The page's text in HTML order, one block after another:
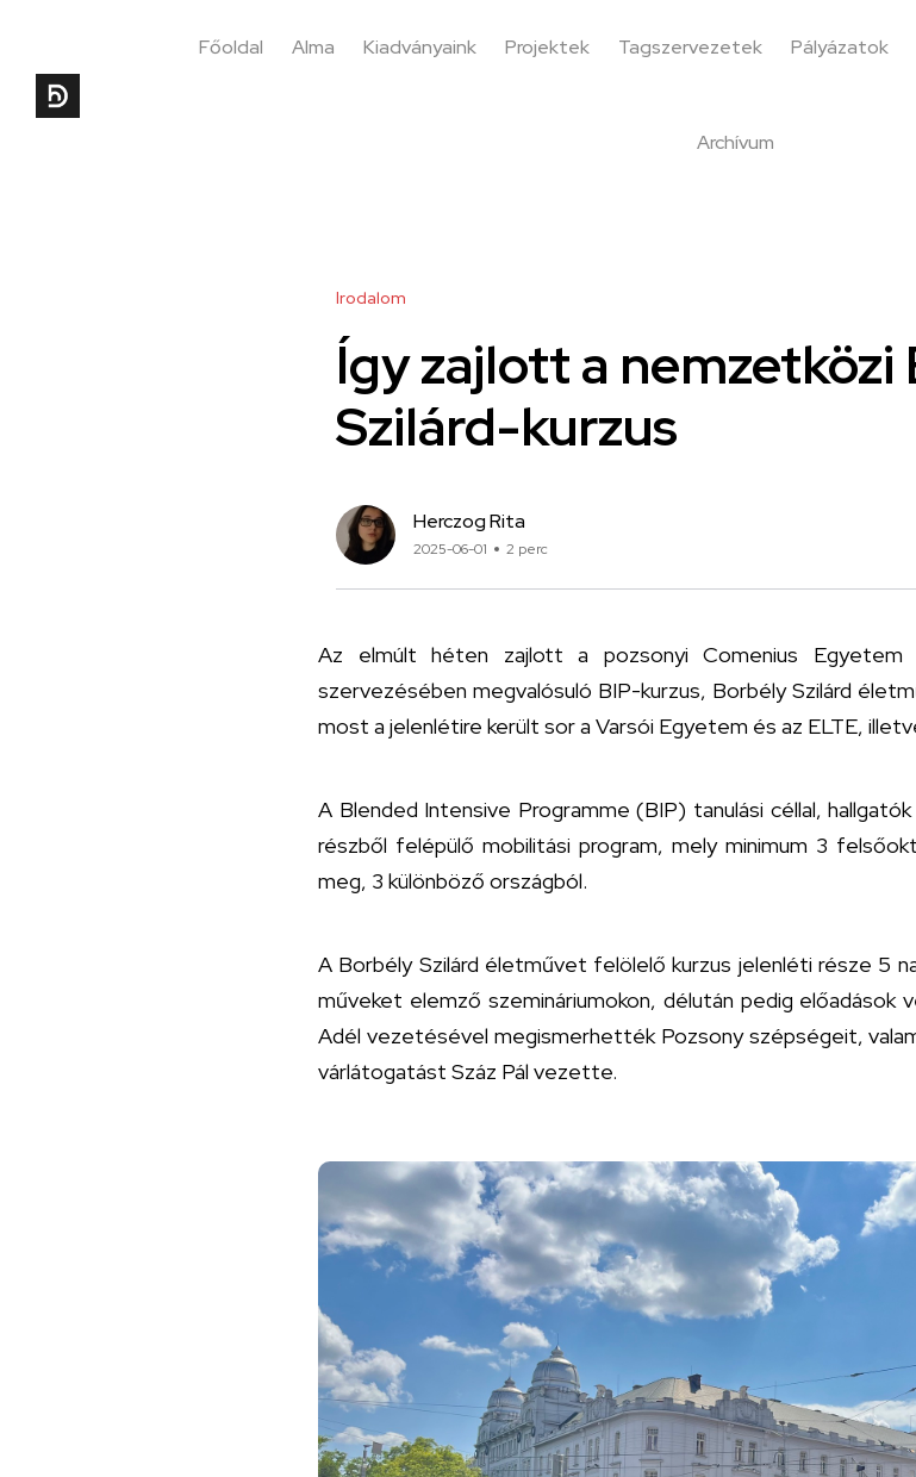
Főoldal Alma Kiadványaink Projektek Tagszervezetek Pályázatok
Archívum
Irodalom
Így zajlott a
Szilárd-kurzus
Herczog Rita
2025-06-01 2 perc
Az elmúlt héten zajlott a pozsonyi Comenius Egyetem
szervezésében megvalósuló BIP-kurzus, Borbély Szilárd
most a jelenlétire került sor a Varsói Egyetem és az ELTE,
A Blended Intensive Programme (BIP) tanulási céllal,
részből felépülő mobilitási program, mely minimum 3
meg, 3 különböző országból.
A Borbély Szilárd életművet felölelő kurzus jelenléti része 5
műveket elemző szemináriumokon, délután pedig
Adél vezetésével megismerhették Pozsony szépségeit,
várlátogatást Száz Pál vezette.